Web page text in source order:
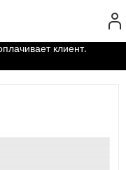
клиент.